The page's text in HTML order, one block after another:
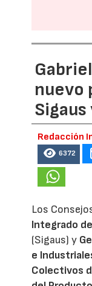
nuevo
Redacción
6372
Los
Integrado
(Sigaus) y
e
Colectivos